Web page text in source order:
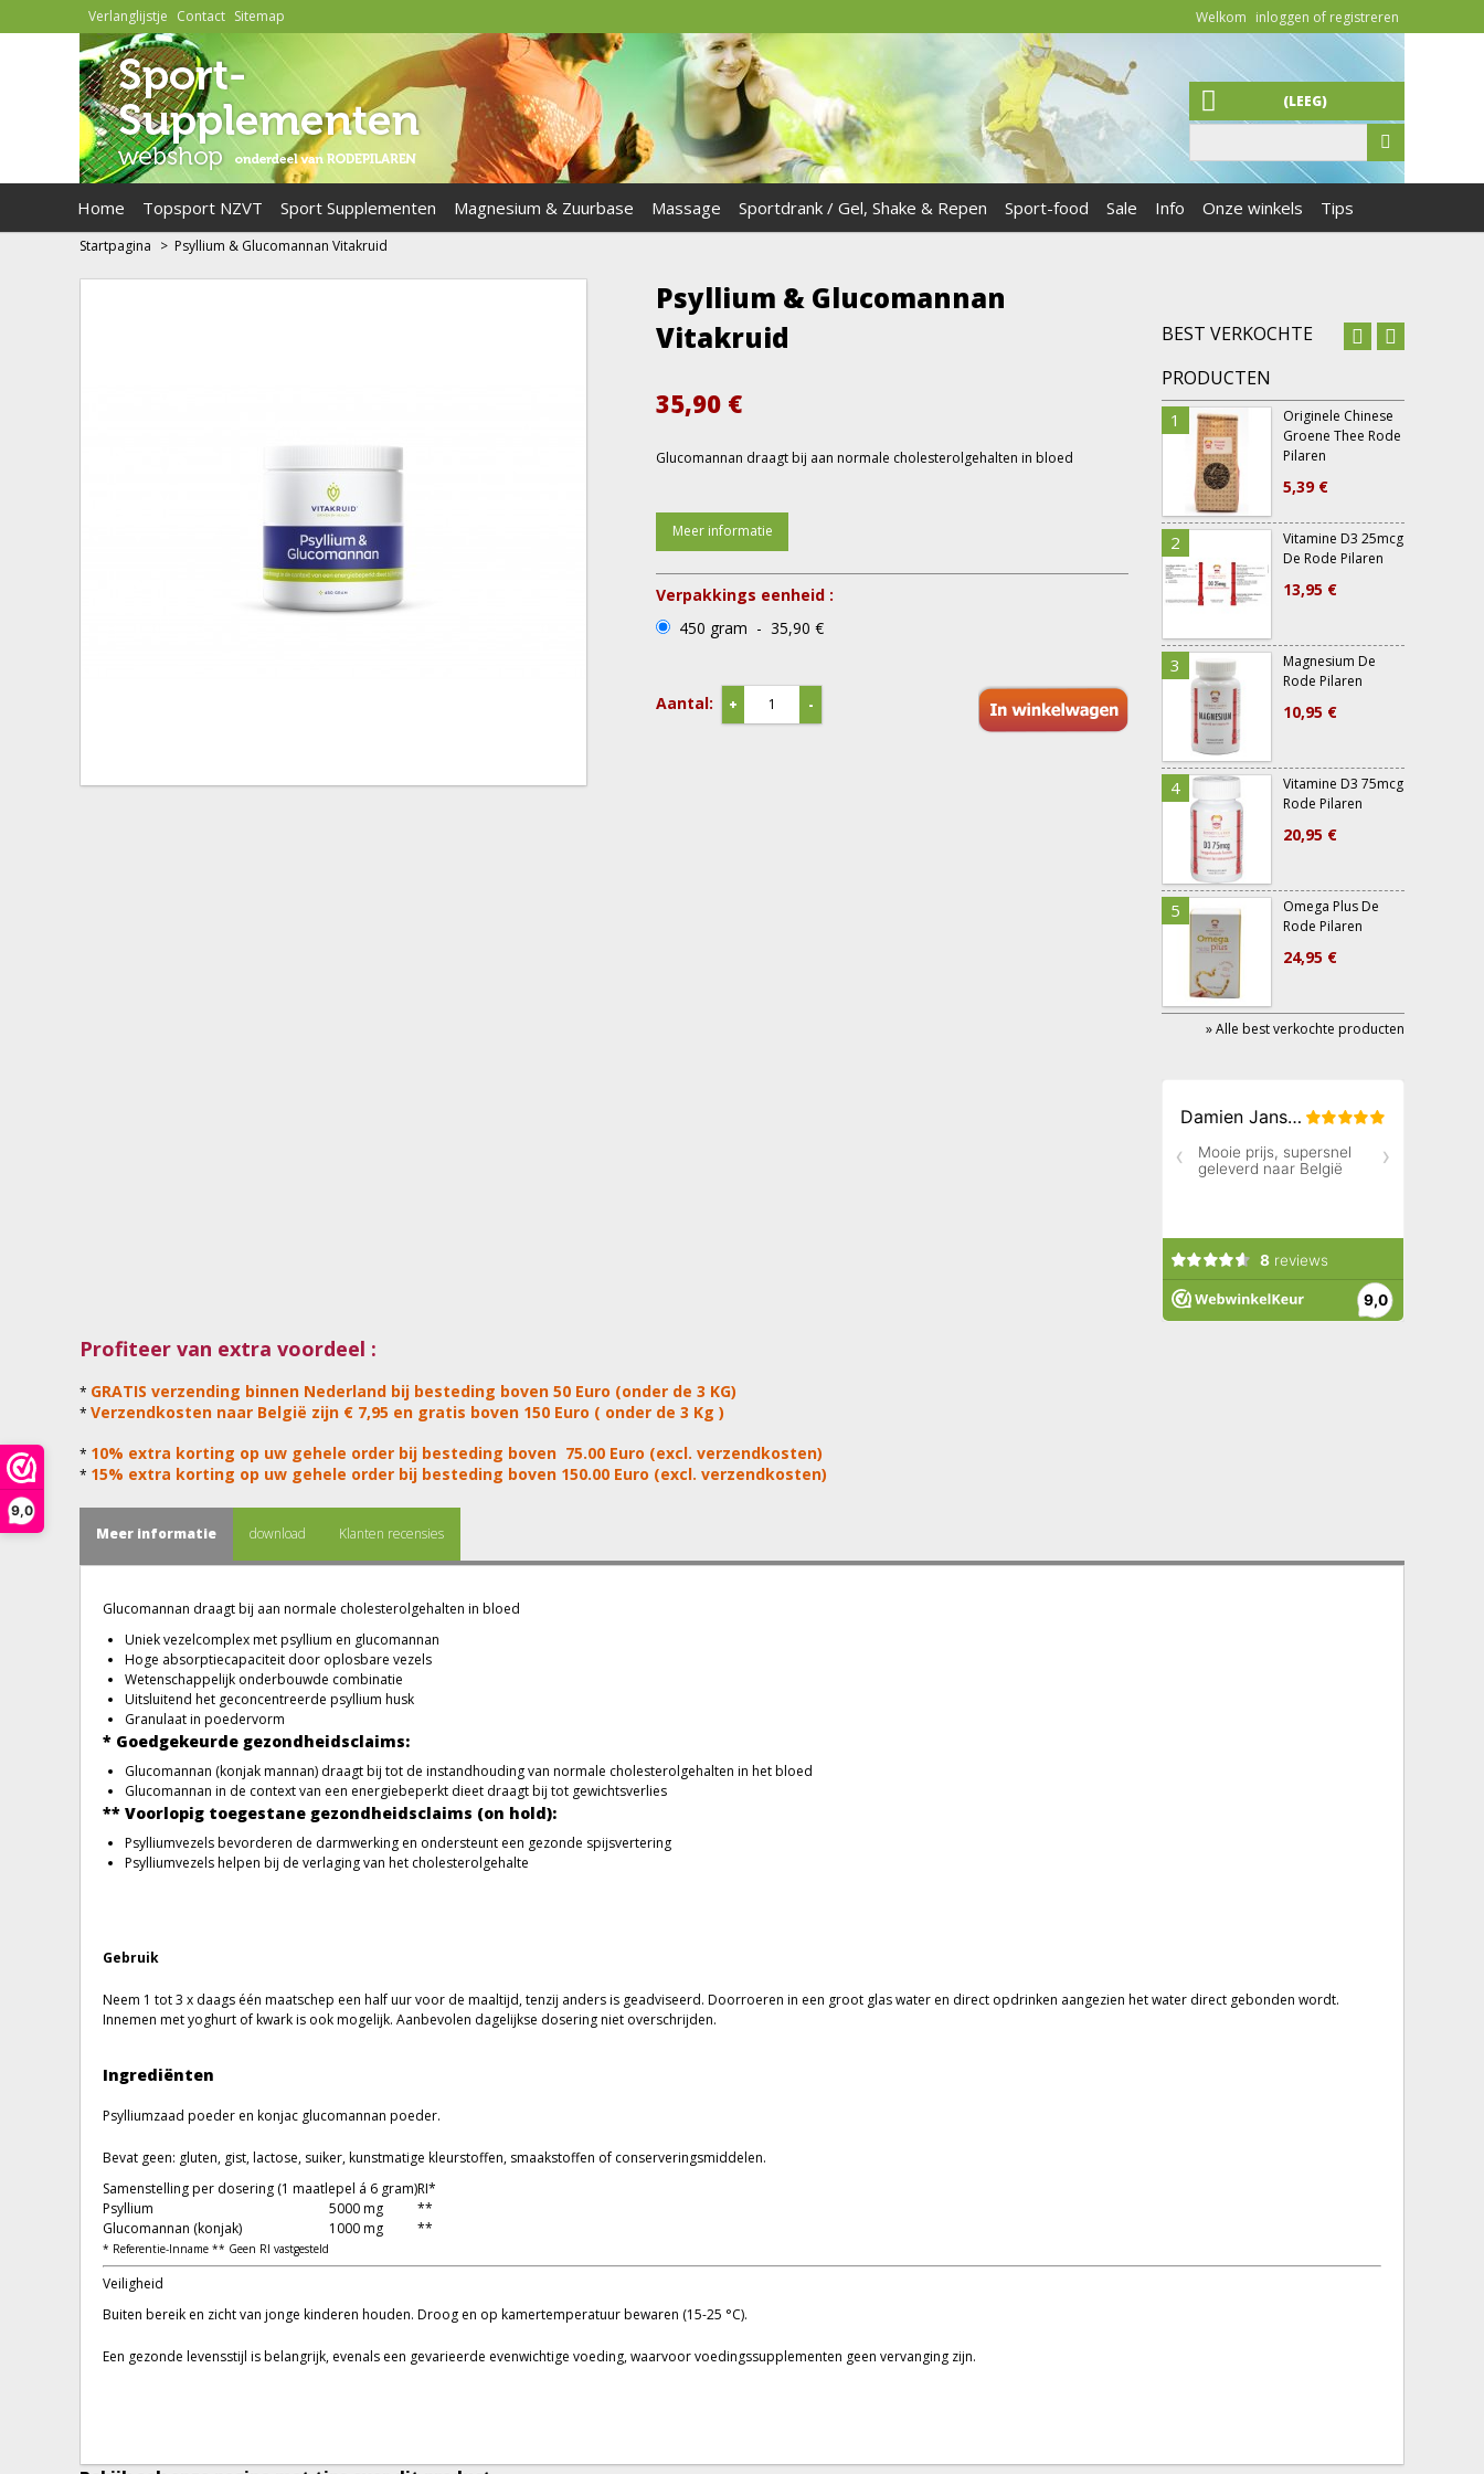
9,0
Verlanglijstje Contact Sitemap Welkom inloggen of registreren
(LEEG)
Home Topsport NZVT Sport Supplementen Magnesium & Zuurbase Massage Sportdrank / Gel, Shake & Repen Sport-food Sale Info Onze winkels Tips
Startpagina > Psyllium & Glucomannan Vitakruid
BEST VERKOCHTE
PRODUCTEN
1
Originele Chinese
Groene Thee Rode
Pilaren
5,39 €
2
Vitamine D3 25mcg
De Rode Pilaren
13,95 €
3
Magnesium De
Rode Pilaren
10,95 €
4
Vitamine D3 75mcg
Rode Pilaren
20,95 €
5
Omega Plus De
Rode Pilaren
24,95 €
» Alle best verkochte producten
Psyllium & Glucomannan
Vitakruid
35,90 €
Glucomannan draagt bij aan normale cholesterolgehalten in bloed
Meer informatie
Verpakkings eenheid :
450 gram - 35,90 €
Aantal: + -
Profiteer van extra voordeel :
* GRATIS verzending binnen Nederland bij besteding boven 50 Euro (onder de 3 KG)
* Verzendkosten naar België zijn € 7,95 en gratis boven 150 Euro ( onder de 3 Kg )
* 10% extra korting op uw gehele order bij besteding boven 75.00 Euro (excl. verzendkosten)
* 15% extra korting op uw gehele order bij besteding boven 150.00 Euro (excl. verzendkosten)
Meer informatie download Klanten recensies
Glucomannan draagt bij aan normale cholesterolgehalten in bloed
Uniek vezelcomplex met psyllium en glucomannan
Hoge absorptiecapaciteit door oplosbare vezels
Wetenschappelijk onderbouwde combinatie
Uitsluitend het geconcentreerde psyllium husk
Granulaat in poedervorm
* Goedgekeurde gezondheidsclaims:
Glucomannan (konjak mannan) draagt bij tot de instandhouding van normale cholesterolgehalten in het bloed
Glucomannan in de context van een energiebeperkt dieet draagt bij tot gewichtsverlies
** Voorlopig toegestane gezondheidsclaims (on hold):
Psylliumvezels bevorderen de darmwerking en ondersteunt een gezonde spijsvertering
Psylliumvezels helpen bij de verlaging van het cholesterolgehalte
Gebruik
Neem 1 tot 3 x daags één maatschep een half uur voor de maaltijd, tenzij anders is geadviseerd. Doorroeren in een groot glas water en direct opdrinken aangezien het water direct gebonden wordt.
Innemen met yoghurt of kwark is ook mogelijk. Aanbevolen dagelijkse dosering niet overschrijden.
Ingrediënten
Psylliumzaad poeder en konjac glucomannan poeder.
Bevat geen: gluten, gist, lactose, suiker, kunstmatige kleurstoffen, smaakstoffen of conserveringsmiddelen.
Samenstelling per dosering (1 maatlepel á 6 gram)RI*
Psyllium
5000 mg
**
Glucomannan (konjak)
1000 mg **
* Referentie-Inname ** Geen RI vastgesteld
Veiligheid
Buiten bereik en zicht van jonge kinderen houden. Droog en op kamertemperatuur bewaren (15-25 °C).
Een gezonde levensstijl is belangrijk, evenals een gevarieerde evenwichtige voeding, waarvoor voedingssupplementen geen vervanging zijn.